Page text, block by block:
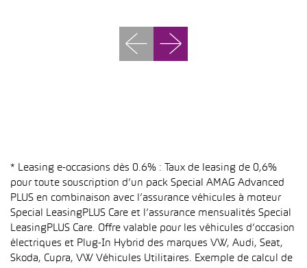
* Leasing e-occasions dès 0.6% : Taux de leasing de 0,6%
pour toute souscription d’un pack Special AMAG Advanced
PLUS en combinaison avec l’assurance véhicules à moteur
Special LeasingPLUS Care et l’assurance mensualités Special
LeasingPLUS Care. Offre valable pour les véhicules d’occasion
électriques et Plug-In Hybrid des marques VW, Audi, Seat,
Skoda, Cupra, VW Véhicules Utilitaires. Exemple de calcul de